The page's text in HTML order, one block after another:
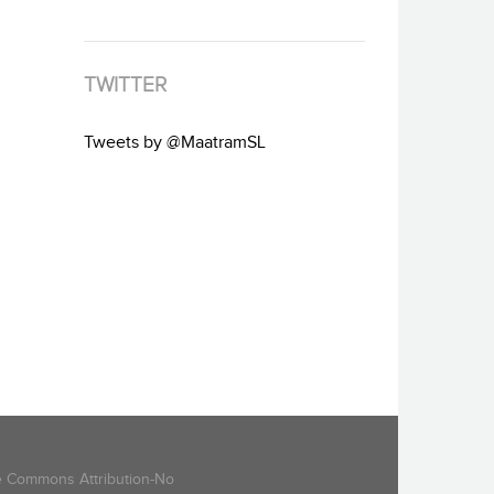
TWITTER
Tweets by @MaatramSL
Attribution-No